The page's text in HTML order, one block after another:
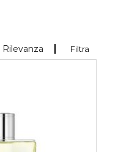
Filtra
Rilevanza